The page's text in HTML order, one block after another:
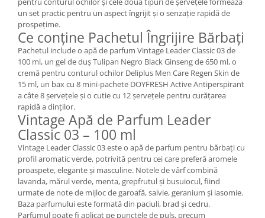
un set practic pentru un aspect îngrijit și o senzație rapidă de
prospețime.
Ce conține Pachetul Îngrijire Bărbați
Pachetul include o apă de parfum Vintage Leader Classic 03 de
100 ml, un gel de duș Tulipan Negro Black Ginseng de 650 ml, o
cremă pentru conturul ochilor Deliplus Men Care Regen Skin de
15 ml, un bax cu 8 mini-pachete DOYFRESH Active Antiperspirant
a câte 8 șervețele și o cutie cu 12 șervețele pentru curățarea
rapidă a dinților.
Vintage Apă de Parfum Leader
Classic 03 – 100 ml
Vintage Leader Classic 03 este o apă de parfum pentru bărbați cu
profil aromatic verde, potrivită pentru cei care preferă aromele
proaspete, elegante și masculine. Notele de vârf combină
lavanda, mărul verde, menta, grepfrutul și busuiocul, fiind
urmate de note de mijloc de garoafă, salvie, geranium și iasomie.
Baza parfumului este formată din paciuli, brad și cedru.
Parfumul poate fi aplicat pe punctele de puls, precum